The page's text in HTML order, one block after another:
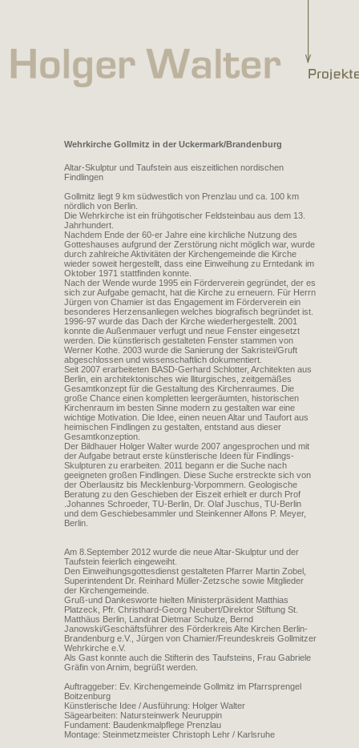
Wehrkirche Gollmitz in der Uckermark/Brandenburg
Altar-Skulptur und Taufstein aus eiszeitlichen nordischen
Findlingen
Gollmitz liegt 9 km südwestlich von Prenzlau und ca. 100 km
nördlich von Berlin.
Die Wehrkirche ist ein frühgotischer Feldsteinbau aus dem 13.
Jahrhundert.
Nachdem Ende der 60-er Jahre eine kirchliche Nutzung des
Gotteshauses aufgrund der Zerstörung nicht möglich war, wurde
durch zahlreiche Aktivitäten der Kirchengemeinde die Kirche
wieder soweit hergestellt, dass eine Einweihung zu Erntedank im
Oktober 1971 stattfinden konnte.
Nach der Wende wurde 1995 ein Förderverein gegründet, der es
sich zur Aufgabe gemacht, hat die Kirche zu erneuern. Für Herrn
Jürgen von Chamier ist das Engagement im Förderverein ein
besonderes Herzensanliegen welches biografisch begründet ist.
1996-97 wurde das Dach der Kirche wiederhergestellt. 2001
konnte die Außenmauer verfugt und neue Fenster eingesetzt
werden. Die künstlerisch gestalteten Fenster stammen von
Werner Kothe. 2003 wurde die Sanierung der Sakristei/Gruft
abgeschlossen und wissenschaftlich dokumentiert.
Seit 2007 erarbeiteten BASD-Gerhard Schlotter, Architekten aus
Berlin, ein architektonisches wie lliturgisches, zeitgemäßes
Gesamtkonzept für die Gestaltung des Kirchenraumes. Die
große Chance einen kompletten leergeräumten, historischen
Kirchenraum im besten Sinne modern zu gestalten war eine
wichtige Motivation. Die Idee, einen neuen Altar und Taufort aus
heimischen Findlingen zu gestalten, entstand aus dieser
Gesamtkonzeption.
Der Bildhauer Holger Walter wurde 2007 angesprochen und mit
der Aufgabe betraut erste künstlerische Ideen für Findlings-
Skulpturen zu erarbeiten. 2011 begann er die Suche nach
geeigneten großen Findlingen. Diese Suche erstreckte sich von
der Oberlausitz bis Mecklenburg-Vorpommern. Geologische
Beratung zu den Geschieben der Eiszeit erhielt er durch Prof
.Johannes Schroeder, TU-Berlin, Dr. Olaf Juschus, TU-Berlin
und dem Geschiebesammler und Steinkenner Alfons P. Meyer,
Berlin.
Am 8.September 2012 wurde die neue Altar-Skulptur und der
Taufstein feierlich eingeweiht.
Den Einweihungsgottesdienst gestalteten Pfarrer Martin Zobel,
Superintendent Dr. Reinhard Müller-Zetzsche sowie Mitglieder
der Kirchengemeinde.
Gruß-und Dankesworte hielten Ministerpräsident Matthias
Platzeck, Pfr. Christhard-Georg Neubert/Direktor Stiftung St.
Matthäus Berlin, Landrat Dietmar Schulze, Bernd
Janowski/Geschäftsführer des Förderkreis Alte Kirchen Berlin-
Brandenburg e.V., Jürgen von Chamier/Freundeskreis Gollmitzer
Wehrkirche e.V.
Als Gast konnte auch die Stifterin des Taufsteins, Frau Gabriele
Gräfin von Arnim, begrüßt werden.
Auftraggeber: Ev. Kirchengemeinde Gollmitz im Pfarrsprengel
Boitzenburg
Künstlerische Idee / Ausführung: Holger Walter
Sägearbeiten: Natursteinwerk Neuruppin
Fundament: Baudenkmalpflege Prenzlau
Montage: Steinmetzmeister Christoph Lehr / Karlsruhe